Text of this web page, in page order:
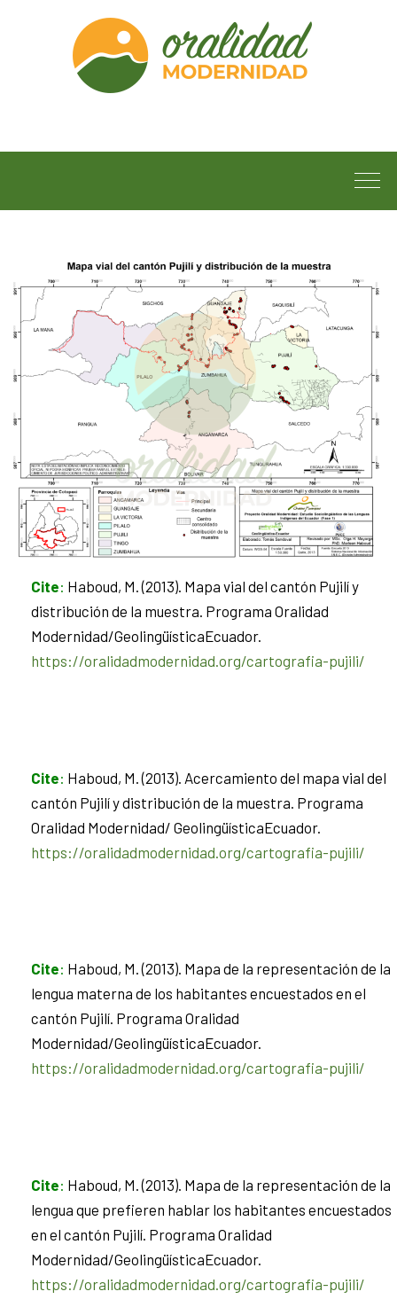
Cite: Haboud, M. (2013). Mapa vial del cantón Pujilí y
distribución de la muestra. Programa Oralidad
Modernidad/GeolingüísticaEcuador.
https://oralidadmodernidad.org/cartografia-pujili/
Cite: Haboud, M. (2013). Acercamiento del mapa vial del
cantón Pujilí y distribución de la muestra. Programa
Oralidad Modernidad/ GeolingüísticaEcuador.
https://oralidadmodernidad.org/cartografia-pujili/
Cite: Haboud, M. (2013). Mapa de la representación de la
lengua materna de los habitantes encuestados en el
cantón Pujilí. Programa Oralidad
Modernidad/GeolingüísticaEcuador.
https://oralidadmodernidad.org/cartografia-pujili/
Cite: Haboud, M. (2013). Mapa de la representación de la
lengua que prefieren hablar los habitantes encuestados
en el cantón Pujilí. Programa Oralidad
Modernidad/GeolingüísticaEcuador.
https://oralidadmodernidad.org/cartografia-pujili/